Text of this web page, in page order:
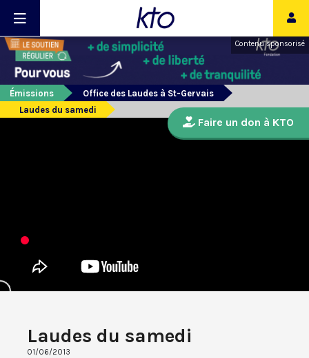
Contenu sponsorisé
Émissions
Office des Laudes à St-Gervais
Laudes du samedi
Laudes du samedi
01/06/2013
Faire un don à KTO